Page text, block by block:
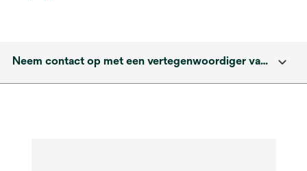
Neem contact op met een vertegenwoordiger van solventum